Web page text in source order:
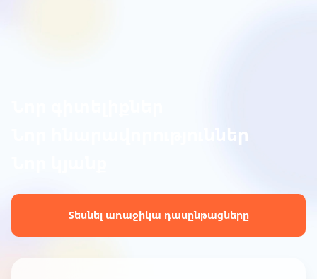
Նոր հնարավորություններ
Տեսնել առաջիկա դասընթացները